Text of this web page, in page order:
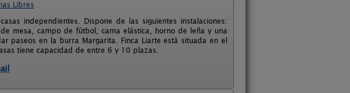
Libres
independientes. Dispone de las siguientes instalaciones:
mesa, campo de fútbol, cama elástica, horno de leña y una
paseos en la burra Margarita. Finca Liarte está situada en el
tiene capacidad de entre 6 y 10 plazas.